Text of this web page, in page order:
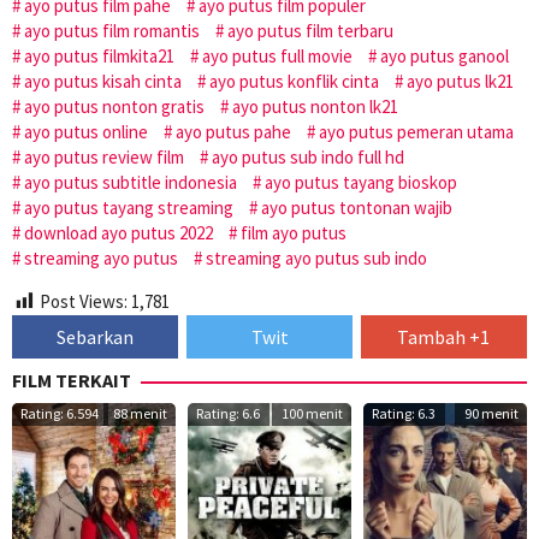
ayo putus film pahe
ayo putus film populer
ayo putus film romantis
ayo putus film terbaru
ayo putus filmkita21
ayo putus full movie
ayo putus ganool
ayo putus kisah cinta
ayo putus konflik cinta
ayo putus lk21
ayo putus nonton gratis
ayo putus nonton lk21
ayo putus online
ayo putus pahe
ayo putus pemeran utama
ayo putus review film
ayo putus sub indo full hd
ayo putus subtitle indonesia
ayo putus tayang bioskop
ayo putus tayang streaming
ayo putus tontonan wajib
download ayo putus 2022
film ayo putus
streaming ayo putus
streaming ayo putus sub indo
Post Views: 1,781
Sebarkan Twit
Tambah +1
FILM TERKAIT
Rating: 6.594 88 menit Rating: 6.6 100 menit Rating: 6.3 90 menit